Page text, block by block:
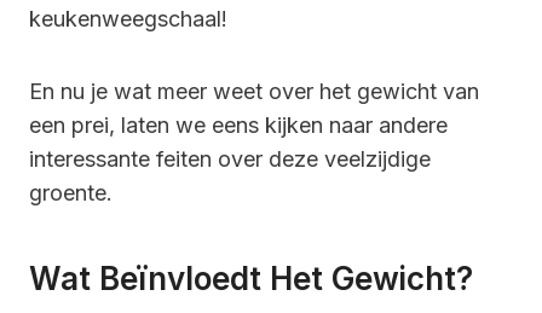
keukenweegschaal!
En nu je wat meer weet over het gewicht van
een prei, laten we eens kijken naar andere
interessante feiten over deze veelzijdige
groente.
Wat Beïnvloedt Het Gewicht?